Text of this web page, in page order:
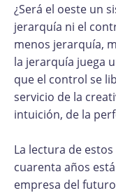
¿Será el oeste un
jerarquía ni el
menos jerarquía,
la jerarquía juega
que el control se
servicio de la
intuición, de la
La lectura de
cuarenta años
empresa del